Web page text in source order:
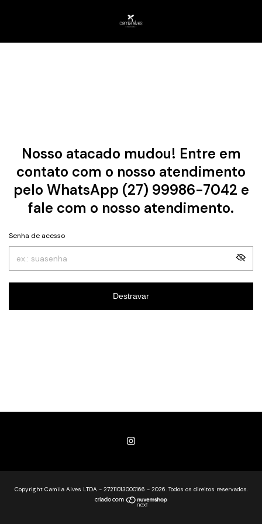
Nosso atacado mudou! Entre em
contato com o nosso atendimento
pelo WhatsApp (27) 99986-7042 e
fale com o nosso atendimento.
Senha de acesso
Destravar
Copyright Camila Alves LTDA - 27211013000166 - 2026. Todos os direitos reservados.